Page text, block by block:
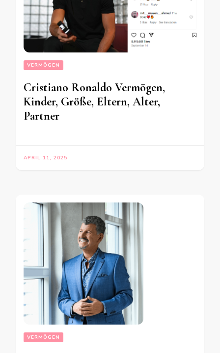
VERMÖGEN
Cristiano Ronaldo Vermögen,
Kinder, Größe, Eltern, Alter,
Partner
APRIL 11, 2025
VERMÖGEN